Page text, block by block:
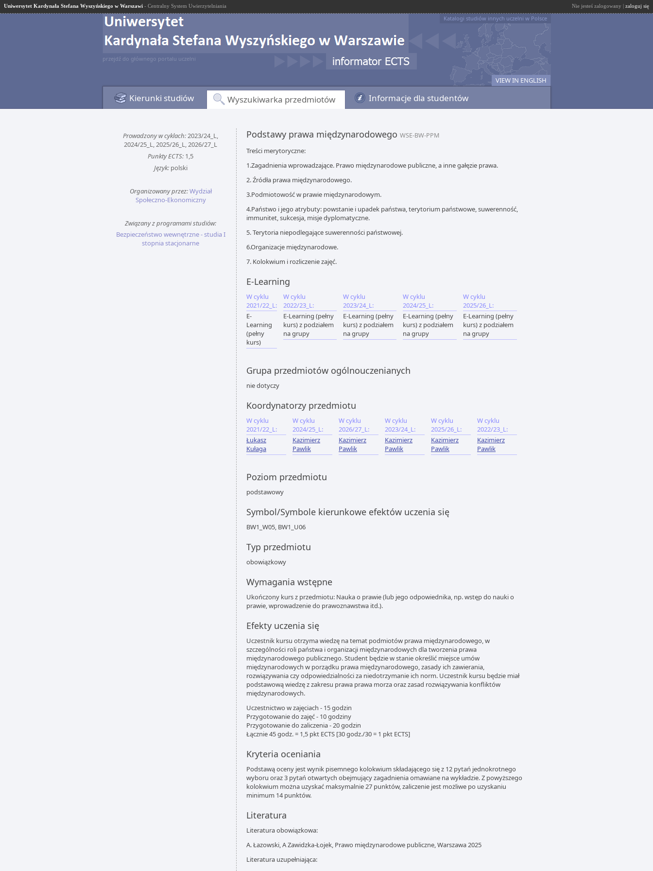
Uniwersytet Kardynała Stefana Wyszyńskiego w Warszawi - Centralny System Uwierzytelniania Nie jesteś zalogowany | zaloguj się
przejdź do głównego portalu uczelni
Katalogi studiów innych uczelni w Polsce
VIEW IN ENGLISH
Kierunki studiów Wyszukiwarka przedmiotów Informacje dla studentów
Prowadzony w cyklach:2023/24_L,
2024/25_L, 2025/26_L, 2026/27_L
Punkty ECTS: 1,5
Język:polski
Organizowany przez:Wydział
Społeczno-Ekonomiczny
Związany z programami studiów:
Bezpieczeństwo wewnętrzne - studia I
stopnia stacjonarne
Podstawy prawa międzynarodowego WSE-BW-PPM
Treści merytoryczne:
1.Zagadnienia wprowadzające. Prawo międzynarodowe publiczne, a inne gałęzie prawa.
2. Źródła prawa międzynarodowego.
3.Podmiotowość w prawie międzynarodowym.
4.Państwo i jego atrybuty: powstanie i upadek państwa, terytorium państwowe, suwerenność,
immunitet, sukcesja, misje dyplomatyczne.
5. Terytoria niepodlegające suwerenności państwowej.
6.Organizacje międzynarodowe.
7. Kolokwium i rozliczenie zajęć.
E-Learning
W cyklu
2021/22_L:
E-
Learning
(pełny
kurs)
W cyklu
2022/23_L:
E-Learning (pełny
kurs) z podziałem
na grupy
W cyklu
2023/24_L:
E-Learning (pełny
kurs) z podziałem
na grupy
W cyklu
2024/25_L:
E-Learning (pełny
kurs) z podziałem
na grupy
W cyklu
2025/26_L:
E-Learning (pełny
kurs) z podziałem
na grupy
Grupa przedmiotów ogólnouczenianych
nie dotyczy
Koordynatorzy przedmiotu
W cyklu
2021/22_L:
Łukasz
Kułaga
W cyklu
2024/25_L:
Kazimierz
Pawlik
W cyklu
2026/27_L:
Kazimierz
Pawlik
W cyklu
2023/24_L:
Kazimierz
Pawlik
W cyklu
2025/26_L:
Kazimierz
Pawlik
W cyklu
2022/23_L:
Kazimierz
Pawlik
Poziom przedmiotu
podstawowy
Symbol/Symbole kierunkowe efektów uczenia się
BW1_W05, BW1_U06
Typ przedmiotu
obowiązkowy
Wymagania wstępne
Ukończony kurs z przedmiotu: Nauka o prawie (lub jego odpowiednika, np. wstęp do nauki o
prawie, wprowadzenie do prawoznawstwa itd.).
Efekty uczenia się
Uczestnik kursu otrzyma wiedzę na temat podmiotów prawa międzynarodowego, w
szczególności roli państwa i organizacji międzynarodowych dla tworzenia prawa
międzynarodowego publicznego. Student będzie w stanie określić miejsce umów
międzynarodowych w porządku prawa międzynarodowego, zasady ich zawierania,
rozwiązywania czy odpowiedzialności za niedotrzymanie ich norm. Uczestnik kursu będzie miał
podstawową wiedzę z zakresu prawa prawa morza oraz zasad rozwiązywania konfliktów
międzynarodowych.
Uczestnictwo w zajęciach - 15 godzin
Przygotowanie do zajęć - 10 godziny
Przygotowanie do zaliczenia - 20 godzin
Łącznie 45 godz. = 1,5 pkt ECTS [30 godz./30 = 1 pkt ECTS]
Kryteria oceniania
Podstawą oceny jest wynik pisemnego kolokwium składającego się z 12 pytań jednokrotnego
wyboru oraz 3 pytań otwartych obejmujący zagadnienia omawiane na wykładzie. Z powyższego
kolokwium można uzyskać maksymalnie 27 punktów, zaliczenie jest możliwe po uzyskaniu
minimum 14 punktów.
Literatura
Literatura obowiązkowa:
A. Łazowski, A Zawidzka-Łojek, Prawo międzynarodowe publiczne, Warszawa 2025
Literatura uzupełniająca: